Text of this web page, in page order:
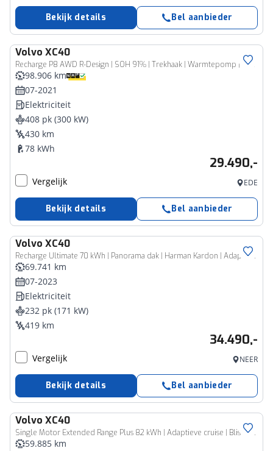
Bekijk details Bel aanbieder
Volvo XC40
Recharge P8 AWD R-Design | SOH 91% | Trekhaak | Warmtepomp | Parkeersensoren | Apple Carplay | ACC | NL-Auto |
98.906 km
07-2021
Elektriciteit
408 pk (300 kW)
430 km
78 kWh
29.490,-
Vergelijk EDE
Bekijk details Bel aanbieder
Volvo XC40
Recharge Ultimate 70 kWh | Panorama dak | Harman Kardon | Adaptieve cruise | Memory | Blis |
69.741 km
07-2023
Elektriciteit
232 pk (171 kW)
419 km
34.490,-
Vergelijk NEER
Bekijk details Bel aanbieder
Volvo XC40
Single Motor Extended Range Plus 82 kWh | Adaptieve cruise | Blis | Full LED |
59.885 km